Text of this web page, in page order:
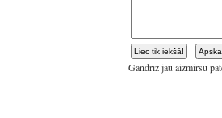
Gandrīz jau aizmirsu